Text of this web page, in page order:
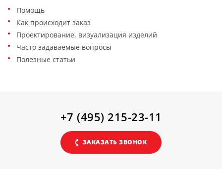
Помощь
Как происходит заказ
Проектирование, визуализация изделий
Часто задаваемые вопросы
Полезные статьи
+7 (495) 215-23-11
ЗАКАЗАТЬ ЗВОНОК